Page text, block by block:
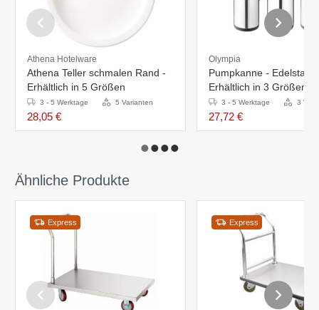
Athena Hotelware
Athena Teller schmalen Rand -
Erhältlich in 5 Größen
3 - 5 Werktage 5 Varianten
28,05 €
Olympia
Pumpkanne - Edelstahl -
Erhältlich in 3 Größen
3 - 5 Werktage 3
27,72 €
Ähnliche Produkte
Express Express